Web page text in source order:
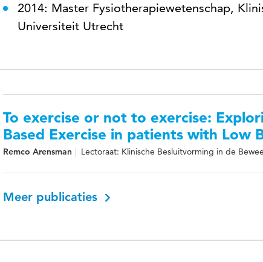
2014: Master Fysiotherapiewetenschap,
Universiteit Utrecht
To exercise or not to exercise:
Based Exercise in patients with Low
Remco Arensman Lectoraat: Klinische Besluitvorming in de
Meer publicaties